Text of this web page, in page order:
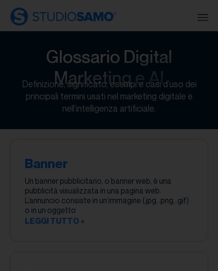
Glossario Digital
Marketing e AI
Definizione, significato, esempi e casi d’uso dei
principali termini usati nel marketing digitale e
nell’intelligenza artificiale.
Banner
Un banner pubblicitario, o banner web, è una
pubblicità visualizzata in una pagina web.
L’annuncio consiste in un’immagine (.jpg, .png, .gif)
o in un oggetto
LEGGI TUTTO »